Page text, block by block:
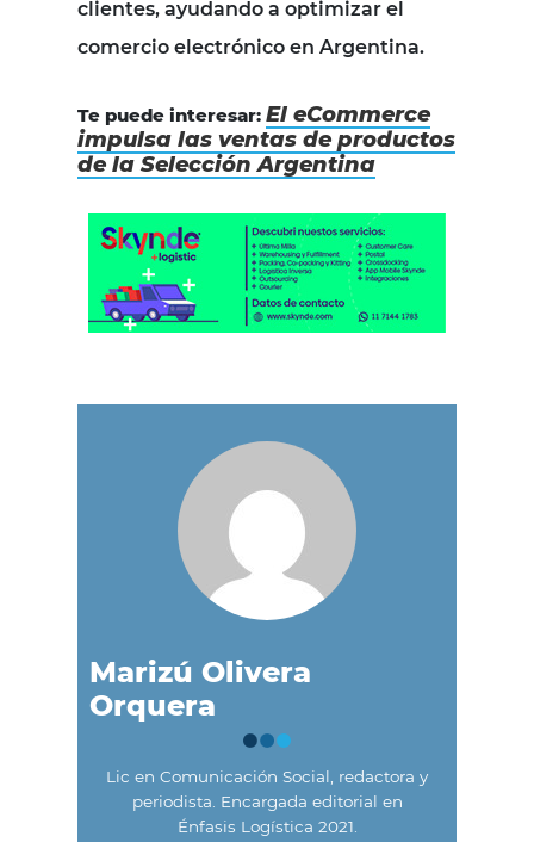
clientes, ayudando a optimizar el
comercio electrónico en Argentina.
Te puede interesar: El eCommerce
impulsa las ventas de productos
de la Selección Argentina
Marizú Olivera
Orquera
Lic en Comunicación Social, redactora y
periodista. Encargada editorial en
Énfasis Logística 2021.